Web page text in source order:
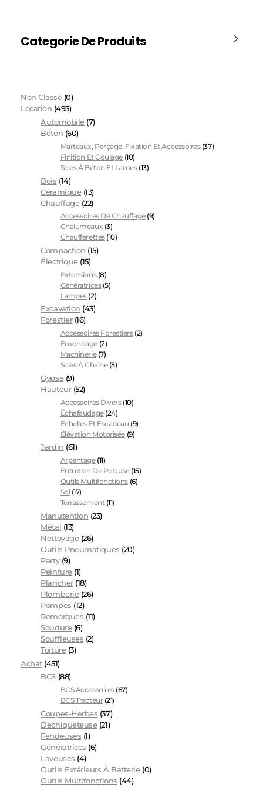
Categorie De Produits
Non Classé (0)
Location (493)
Automobile (7)
Béton (60)
Marteaux, Perçage, Fixation Et Accessoires (37)
Finition Et Coulage (10)
Scies À Béton Et Lames (13)
Bois (14)
Céramique (13)
Chauffage (22)
Accessoires De Chauffage (9)
Chalumeaux (3)
Chaufferettes (10)
Compaction (15)
Électrique (15)
Extensions (8)
Génératrices (5)
Lampes (2)
Excavation (43)
Forestier (16)
Accessoires Forestiers (2)
Émondage (2)
Machinerie (7)
Scies À Chaîne (5)
Gypse (9)
Hauteur (52)
Accessoires Divers (10)
Échafaudage (24)
Échelles Et Escabeau (9)
Élévation Motorisée (9)
Jardin (61)
Arpentage (11)
Entretien De Pelouse (15)
Outils Multifonctions (6)
Sol (17)
Terrassement (11)
Manutention (23)
Métal (13)
Nettoyage (26)
Outils Pneumatiques (20)
Party (9)
Peinture (1)
Plancher (18)
Plomberie (26)
Pompes (12)
Remorques (11)
Soudure (6)
Souffleuses (2)
Toiture (3)
Achat (451)
BCS (88)
BCS Accessoires (67)
BCS Tracteur (21)
Coupes-Herbes (37)
Dechiqueteuse (21)
Fendeuses (1)
Génératrices (6)
Laveuses (4)
Outils Extérieurs À Batterie (0)
Outils Multifonctions (44)